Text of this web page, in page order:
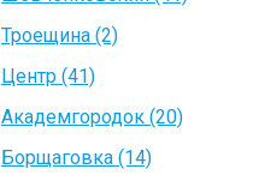
Троещина (2)
Центр (41)
Академгородок (20)
Борщаговка (14)